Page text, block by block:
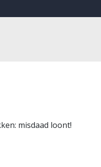
misdaad loont!